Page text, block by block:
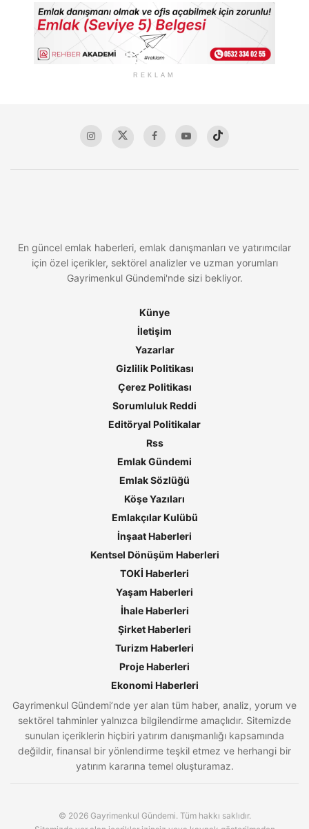
REKLAM
En güncel emlak haberleri, emlak danışmanları ve yatırımcılar
için özel içerikler, sektörel analizler ve uzman yorumları
Gayrimenkul Gündemi'nde sizi bekliyor.
Künye
İletişim
Yazarlar
Gizlilik Politikası
Çerez Politikası
Sorumluluk Reddi
Editöryal Politikalar
Rss
Emlak Gündemi
Emlak Sözlüğü
Köşe Yazıları
Emlakçılar Kulübü
İnşaat Haberleri
Kentsel Dönüşüm Haberleri
TOKİ Haberleri
Yaşam Haberleri
İhale Haberleri
Şirket Haberleri
Turizm Haberleri
Proje Haberleri
Ekonomi Haberleri
Gayrimenkul Gündemi’nde yer alan tüm haber, analiz, yorum ve
sektörel tahminler yalnızca bilgilendirme amaçlıdır. Sitemizde
sunulan içeriklerin hiçbiri yatırım danışmanlığı kapsamında
değildir, finansal bir yönlendirme teşkil etmez ve herhangi bir
yatırım kararına temel oluşturamaz.
© 2026 Gayrimenkul Gündemi. Tüm hakkı saklıdır.